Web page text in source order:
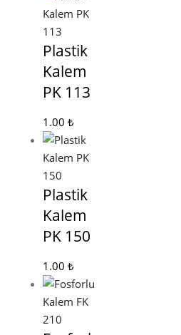
Plastik
Kalem
PK 113
1.00 ₺
Plastik
Kalem
PK 150
1.00 ₺